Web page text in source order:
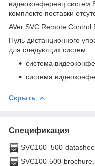
видеоконференц систем
комплекте поставки
AVer SVC Remote Control
Пуль дистанционного
для следующих систем:
система
система
Скрыть
Спецификация
SVC100_500-
SVC100-500-